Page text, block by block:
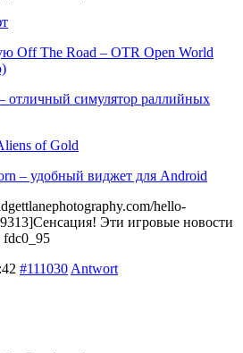
Off The Road – OTR Open World
отличный симулятор раллийных
of Gold
– удобный виджет для Android
hello-
Эти игровые новости
#111030 Antwort